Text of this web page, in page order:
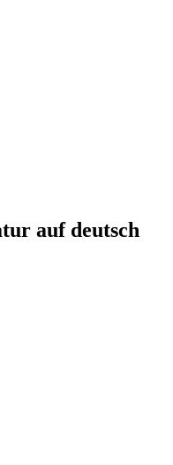
auf deutsch